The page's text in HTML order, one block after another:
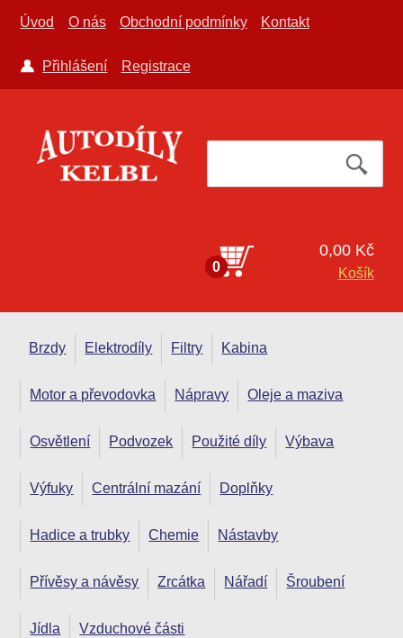
Úvod O nás Obchodní podmínky Kontakt
Přihlášení Registrace
0
0,00 Kč
Košík
Brzdy Elektrodíly Filtry Kabina
Motor a převodovka Nápravy Oleje a maziva
Osvětlení Podvozek Použité díly Výbava
Výfuky Centrální mazání Doplňky
Hadice a trubky Chemie Nástavby
Přívěsy a návěsy Zrcátka Nářadí Šroubení
Jídla Vzduchové části